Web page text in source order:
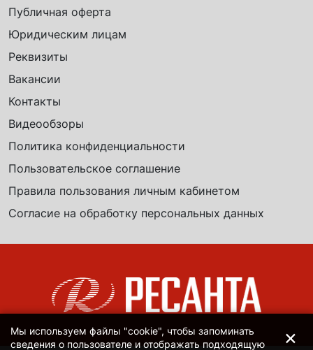
Публичная оферта
Юридическим лицам
Реквизиты
Вакансии
Контакты
Видеообзоры
Политика конфиденциальности
Пользовательское соглашение
Правила пользования личным кабинетом
Согласие на обработку персональных данных
Мы используем файлы "cookie", чтобы запоминать
сведения о пользователе и отображать подходящую
×